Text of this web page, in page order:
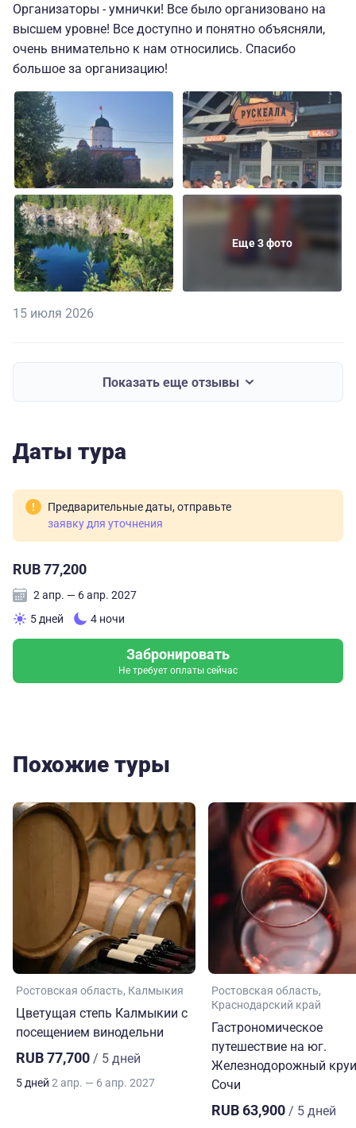
Организаторы - умнички! Все было организовано на
высшем уровне! Все доступно и понятно объясняли,
очень внимательно к нам относились. Спасибо
большое за организацию!
Еще 3 фото
15 июля 2026
Показать еще отзывы
Даты тура
Предварительные даты, отправьте
заявку для уточнения
RUB 77,200
2 апр. — 6 апр. 2027
5 дней
4 ночи
Забронировать
Не требует оплаты сейчас
Похожие туры
Ростовская область Калмыкия
Цветущая степь Калмыкии с
посещением винодельни
RUB 77,700 / 5 дней
5 дней 2 апр. — 6 апр. 2027
Ростовская область
Краснодарский край
Гастрономическое
путешествие на юг.
Железнодорожный
Сочи
RUB 63,900 / 5 дней